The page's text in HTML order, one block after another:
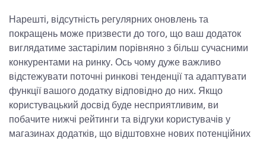
Нарешті, відсутність регулярних оновлень та
покращень може призвести до того, що ваш додаток
виглядатиме застарілим порівняно з більш сучасними
конкурентами на ринку. Ось чому дуже важливо
відстежувати поточні ринкові тенденції та адаптувати
функції вашого додатку відповідно до них. Якщо
користувацький досвід буде несприятливим, ви
побачите нижчі рейтинги та відгуки користувачів у
магазинах додатків, що відштовхне нових потенційних